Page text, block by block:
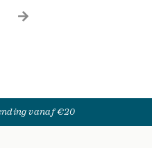
vanaf €20